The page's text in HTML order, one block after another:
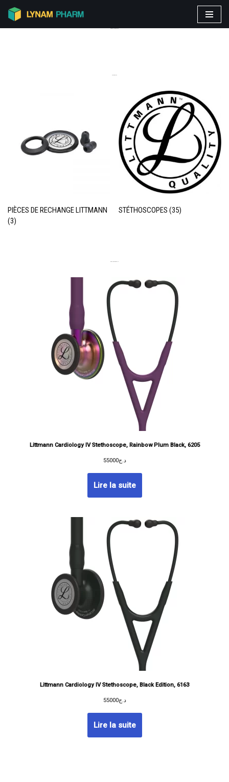
Aller
PIÈCES DE RECHANGE LITTMANN
(3)
STÉTHOSCOPES(35)
Littmann Cardiology IV Stethoscope, Rainbow Plum Black, 6205
د.ج55000
Lire la suite
Littmann Cardiology IV Stethoscope, Black Edition, 6163
د.ج55000
Lire la suite